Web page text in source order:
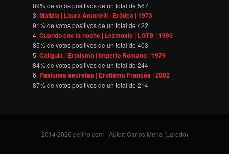
89% de votos positivos de un total de567
Malizia | Laura Antonelli | Erótica | 1973
91% de votos positivos de un total de422
Cuando cae la noche | Lezmovie | LGTB | 1995
85% de votos positivos de un total de403
Calígula | Erotismo | Imperio Romano | 1979
84% de votos positivos de un total de244
Pasiones secretas | Erotismo Francés | 2002
87% de votos positivos de un total de214
2014/2026 pejino.com - Autor: Carlos Mena (Laredo)